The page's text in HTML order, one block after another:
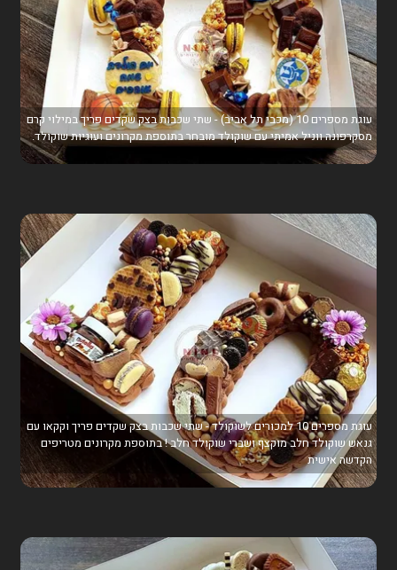
עוגת מספרים 10 (מכבי תל אביב) - שתי שכבות בצק שקדים פריך במילוי קרם
מסקרפונה ווניל אמיתי עם שוקולד מובחר בתוספת מקרונים ועוגיות שוקולד.
עוגת מספרים 10 למכורים לשוקולד - שתי שכבות בצק שקדים פריך וקקאו עם
גנאש שוקולד חלב מוקצף ושברי שוקולד חלב ! בתוספת מקרונים מטריפים
הקדשה אישית